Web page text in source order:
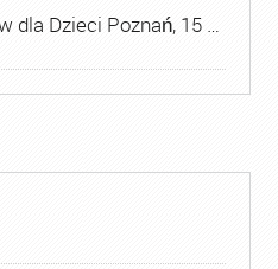
dla Dzieci Poznań, 15 …